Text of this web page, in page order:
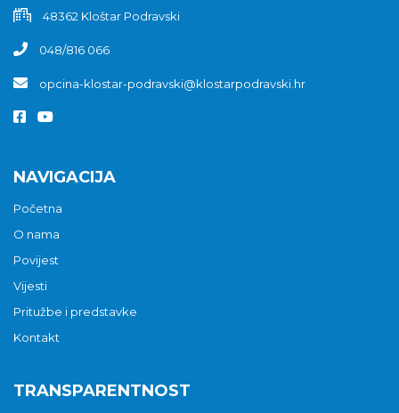
48362 Kloštar Podravski
048/816 066
opcina-klostar-podravski@klostarpodravski.hr
NAVIGACIJA
Početna
O nama
Povijest
Vijesti
Pritužbe i predstavke
Kontakt
TRANSPARENTNOST